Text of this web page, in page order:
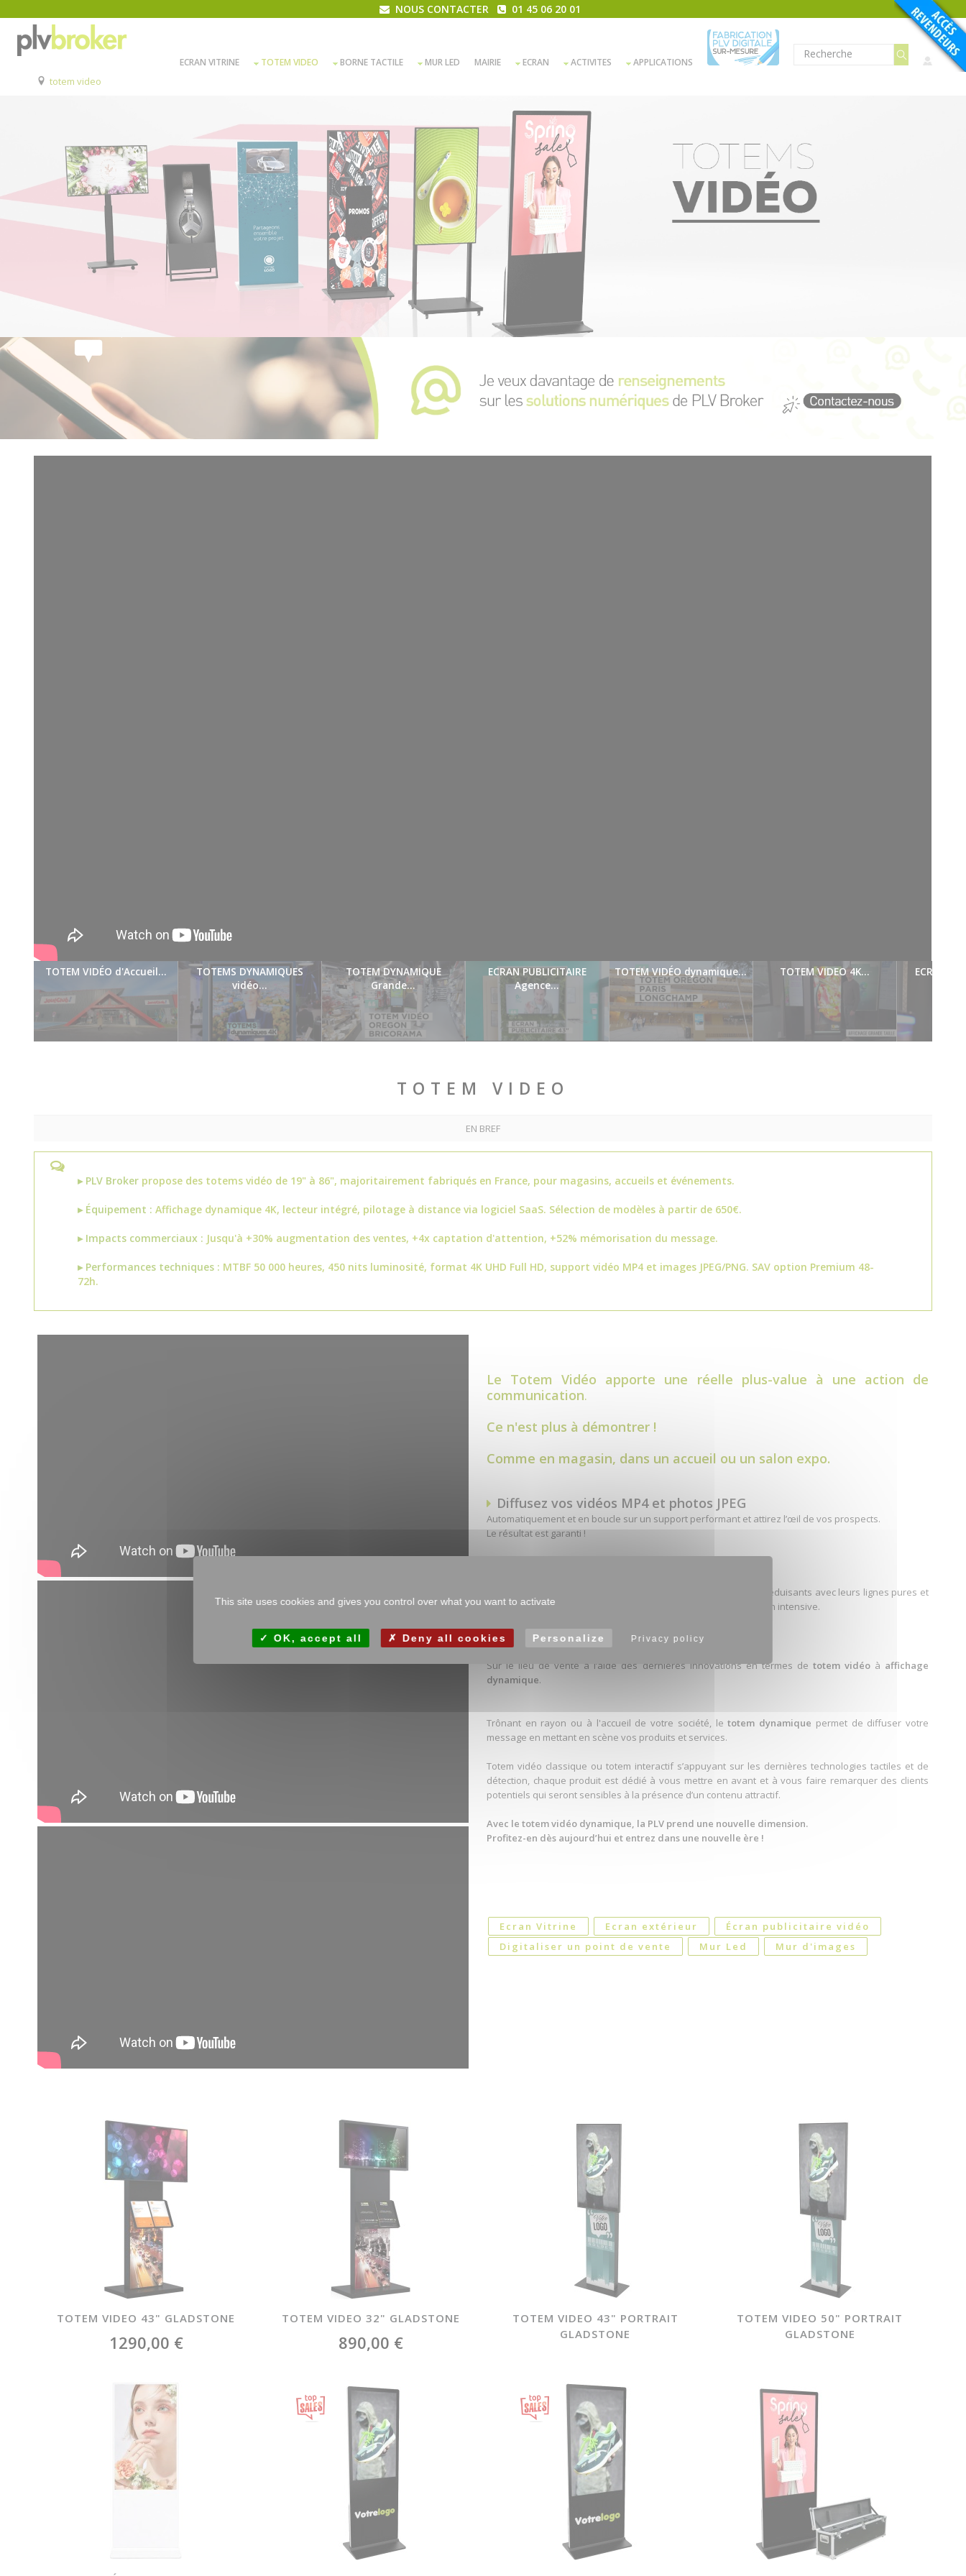
ECRAN VITRINE TOTEM VIDEO BORNE TACTILE MUR LED MAIRIE ECRAN ACTIVITES APPLICATIONS
totem video
TOTEM VIDÉO d'Accueil...
TOTEMS DYNAMIQUES
vidéo...
TOTEM DYNAMIQUE
Grande...
ECRAN PUBLICITAIRE
Agence...
TOTEM VIDÉO dynamique... TOTEM VIDEO 4K... ECRAN
NOUS CONTACTER 01 45 06 20 01
TOTEM VIDEO
EN BREF
▸ PLV Broker propose des totems vidéo de 19" à 86", majoritairement fabriqués en France, pour magasins, accueils et événements.
▸ Équipement : Affichage dynamique 4K, lecteur intégré, pilotage à distance via logiciel SaaS. Sélection de modèles à partir de 650€.
▸ Impacts commerciaux : Jusqu'à +30% augmentation des ventes, +4x captation d'attention, +52% mémorisation du message.
▸ Performances techniques : MTBF 50 000 heures, 450 nits luminosité, format 4K UHD Full HD, support vidéo MP4 et images JPEG/PNG. SAV option Premium 48-
72h.
Le Totem Vidéo apporte une réelle plus-value à une action de
communication.
Ce n'est plus à démontrer !
Comme en magasin, dans un accueil ou un salon expo.
Diffusez vos vidéos MP4 et photos JPEG
Automatiquement et en boucle sur un support performant et attirez l’œil de vos prospects.
Le résultat est garanti !
et leurs écrans à affichage dynamique sont séduisants avec leurs lignes pures et
élégantes. Ils sont personnalisables et conçus pour une utilisation intensive.
Boostez votre communication
Sur le lieu de vente à l’aide des dernières innovations en termes de totem vidéoà affichage
dynamique.
Trônant en rayon ou à l'accueil de votre société, letotem dynamique permet de diffuser votre
message en mettant en scène vos produits et services.
Totem vidéo classique ou totem interactif s’appuyant sur les dernières technologies tactiles et de
détection, chaque produit est dédié à vous mettre en avant et à vous faire remarquer des clients
potentiels qui seront sensibles à la présence d’un contenu attractif.
Avec le totem vidéo dynamique, la PLV prend une nouvelle dimension.
Profitez-en dès aujourd’hui et entrez dans une nouvelle ère !
Ecran Vitrine Ecran extérieur
Écran publicitaire vidéo
Digitaliser un point de vente
Mur Led Mur d'images
TOTEM VIDEO 43" GLADSTONE
1290,00 €
TOTEM VIDEO 32" GLADSTONE
890,00 €
TOTEM VIDEO 43" PORTRAIT
GLADSTONE
TOTEM VIDEO 50" PORTRAIT
GLADSTONE
This site uses cookies and gives you control over what you want to activate
OK, accept all Deny all cookies Personalize Privacy policy